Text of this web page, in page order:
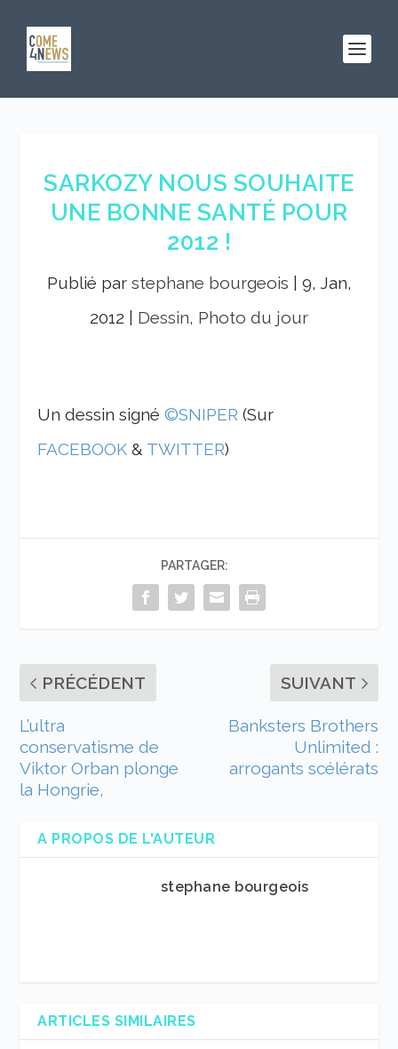
SARKOZY NOUS SOUHAITE
UNE BONNE SANTÉ POUR
2012 !
Publié par stephane bourgeois
9, Jan,
2012
Dessin, Photo du jour
Un dessin signé©SNIPER (Sur
FACEBOOK & TWITTER)
PARTAGER:
PRÉCÉDENT
L’ultra
conservatisme de
Viktor Orban plonge
la Hongrie,
SUIVANT
Banksters Brothers
Unlimited :
arrogants scélérats
A PROPOS DE L'AUTEUR
stephane bourgeois
ARTICLES SIMILAIRES